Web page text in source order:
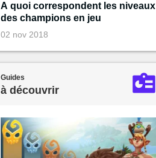
A quoi correspondent les niveaux
des champions en jeu
02 nov 2018
Guides
à découvrir